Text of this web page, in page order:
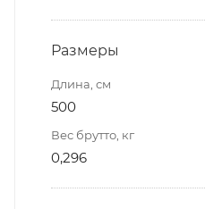
Размеры
Длина, см
500
Вес брутто, кг
0,296